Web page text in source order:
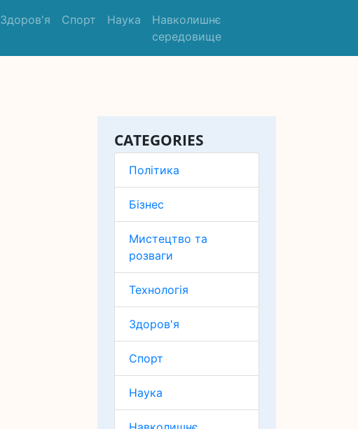
Здоров'я Спорт Наука
Навколишнє
середовище
CATEGORIES
Політика
Бізнес
Мистецтво та
розваги
Технологія
Здоров'я
Спорт
Наука